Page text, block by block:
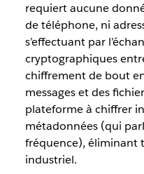
requiert aucune
de téléphone, ni
s’effectuant par
cryptographiques
chiffrement de bout
messages et des
plateforme à chiffrer
métadonnées (qui
fréquence), éliminant
industriel.